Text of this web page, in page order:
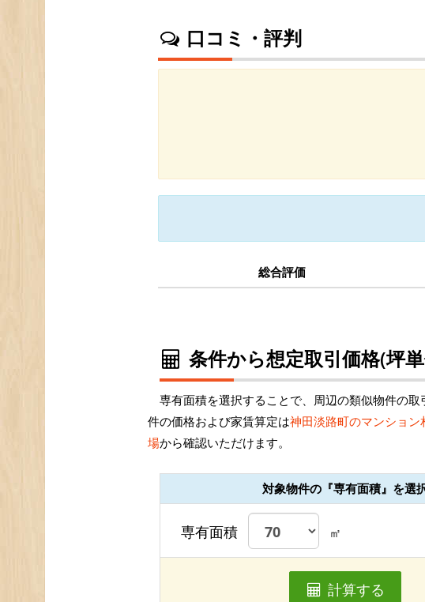
口コミ・評判
総合評価
条件から想定取引価格(坪
専有面積を選択することで、周辺の類似物件の
件の価格および家賃算定は神田淡路町のマンション
場から確認いただけます。
対象物件の『専有面積』を選
専有面積 ㎡
計算する